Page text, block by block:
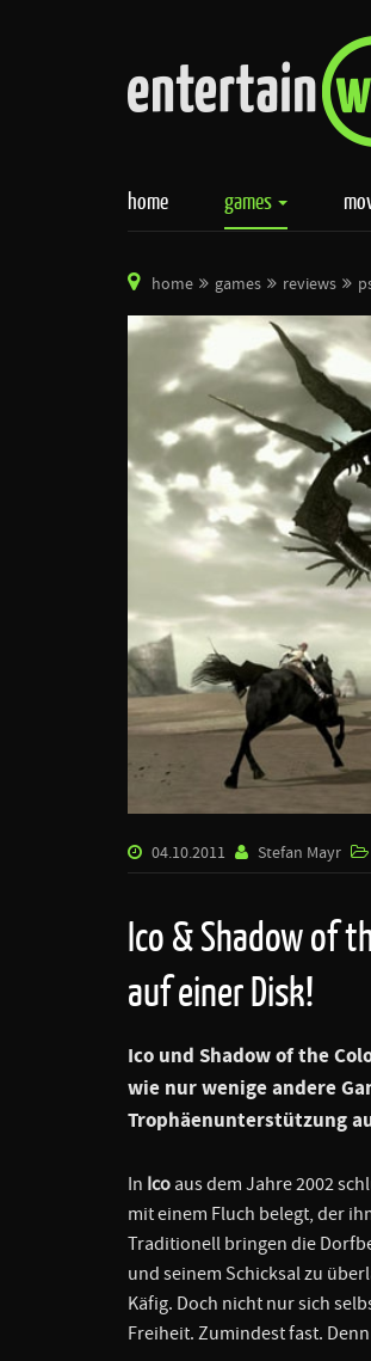
home games
home games reviews
04.10.2011 Stefan Mayr
Ico & Shadow of
auf einer Disk!
Ico und Shadow of the
wie nur wenige andere
Trophäenunterstützung
In Ico aus dem Jahre 2002
mit einem Fluch belegt, der
Traditionell bringen die
und seinem Schicksal zu
Käfig. Doch nicht nur sich
Freiheit. Zumindest fast.